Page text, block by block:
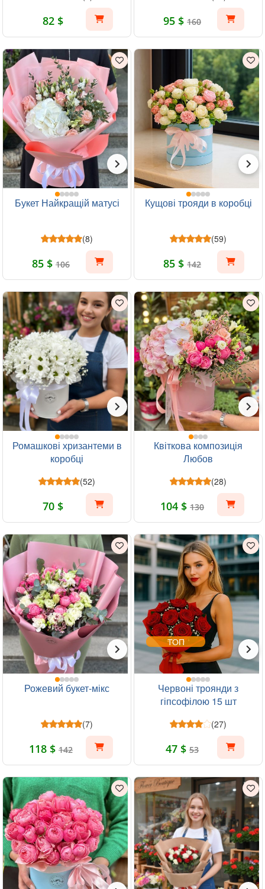
82 $ 95 $ 160
Букет Найкращій матусі
(8)
85 $ 106
Кущові трояди в коробці
(59)
85 $ 142
Ромашкові хризантеми в
коробці
(52)
70 $
Квіткова композиція
Любов
(28)
104 $ 130
Рожевий букет-мікс
(7)
118 $ 142
ТОП
Червоні троянди з
гіпсофілою 15 шт
(27)
47 $ 53